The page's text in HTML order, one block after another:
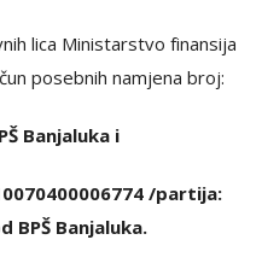
lica Ministarstvo finansija
posebnih namjena broj:
Banjaluka i
/partija:
BPŠ Banjaluka.